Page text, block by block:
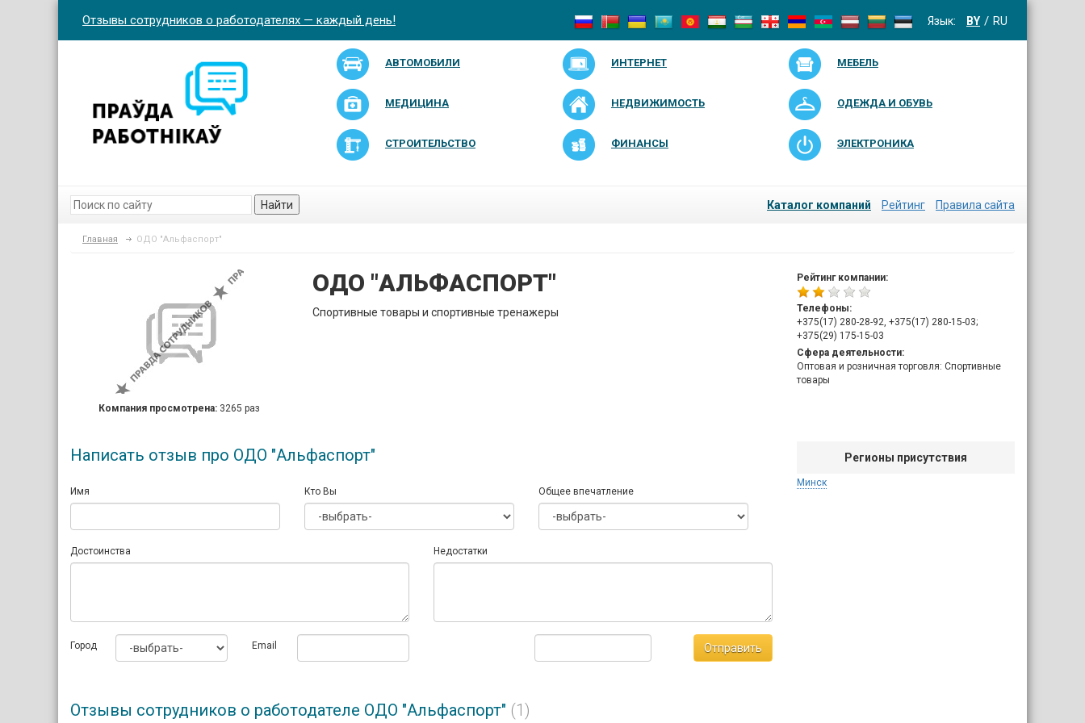
Отзывы сотрудников о работодателях — каждый день! Язык: BY RU
АВТОМОБИЛИ ИНТЕРНЕТ МЕБЕЛЬ
МЕДИЦИНА НЕДВИЖИМОСТЬ ОДЕЖДА И ОБУВЬ
СТРОИТЕЛЬСТВО ФИНАНСЫ ЭЛЕКТРОНИКА
Найти Каталог компаний Рейтинг Правила сайта
Главная ОДО "Альфаспорт"
Рейтинг компании:
Телефоны:
+375(17) 280-28-92, +375(17) 280-15-03;
+375(29) 175-15-03
Сфера деятельности:
Оптовая и розничная торговля: Спортивные
товары
Регионы присутствия
Минск
Компания просмотрена: 3265 раз
ОДО "АЛЬФАСПОРТ"
Спортивные товары и спортивные тренажеры
Написать отзыв про ОДО "Альфаспорт"
Имя Кто Вы Общее впечатление
Достоинства Недостатки
Город Email Отправить
Отзывы сотрудников о работодателе ОДО "Альфаспорт" (1)